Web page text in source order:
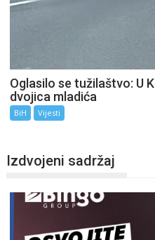
Oglasilo se tužilaštvo: U
dvojica mladića
BiH Vijesti
Izdvojeni sadržaj